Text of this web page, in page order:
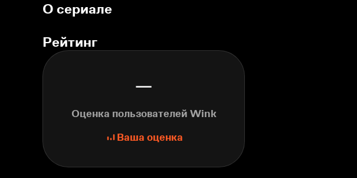
О сериале
Рейтинг
—
Оценка пользователей Wink
Ваша оценка